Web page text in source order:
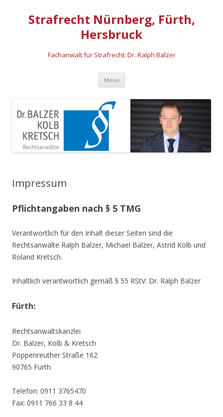
Strafrecht Nürnberg, Fürth,
Hersbruck
Fachanwalt für Strafrecht: Dr. Ralph Balzer
Menü Zum Inhalt springen
Impressum
Pflichtangaben nach § 5 TMG
Verantwortlich für den Inhalt dieser Seiten sind die
Rechtsanwälte Ralph Balzer, Michael Balzer, Astrid Kolb und
Roland Kretsch.
Inhaltlich verantwortlich gemäß § 55 RStV: Dr. Ralph Balzer
Fürth:
Rechtsanwaltskanzlei
Dr. Balzer, Kolb & Kretsch
Poppenreuther Straße 162
90765 Fürth
Telefon: 0911 3765470
Fax: 0911 766 33 8 44